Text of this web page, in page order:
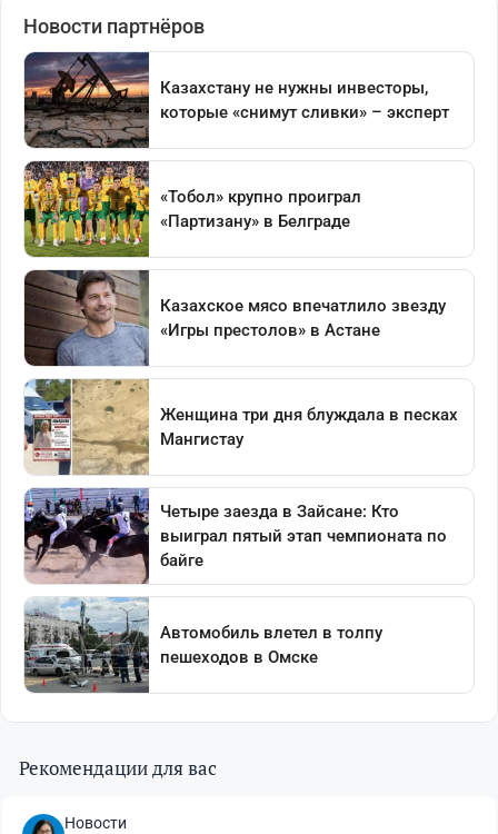
Рекомендации для вас
Новости